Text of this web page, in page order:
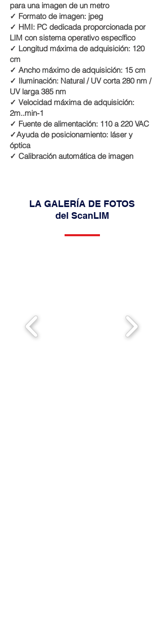
para una imagen de un metro
✓ Formato de imagen: jpeg
✓ HMI: PC dedicada proporcionada por
LIM con sistema operativo específico
✓ Longitud máxima de adquisición: 120
cm
✓ Ancho máximo de adquisición: 15 cm
✓ Iluminación: Natural / UV corta 280 nm /
UV larga 385 nm
✓ Velocidad máxima de adquisición:
2m..min-1
✓ Fuente de alimentación: 110 a 220 VAC
✓Ayuda de posicionamiento: láser y
óptica
✓ Calibración automática de imagen
LA GALERÍA DE FOTOS
del ScanLIM